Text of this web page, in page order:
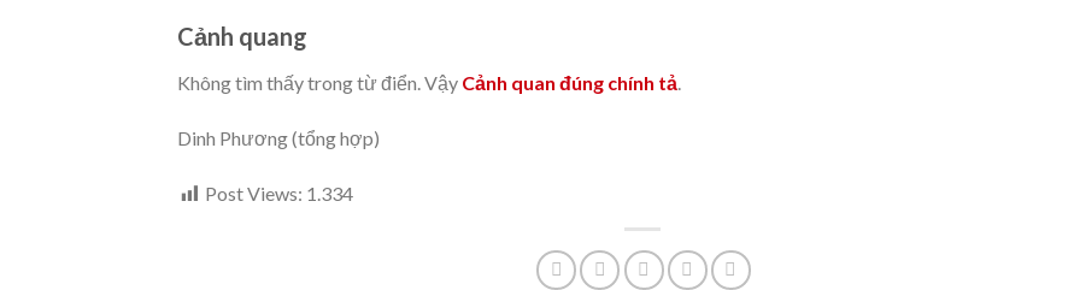
Cảnh quang
Không tìm thấy trong từ điển. Vậy Cảnh quan đúng chính tả.
Dinh Phương (tổng hợp)
Post Views: 1.334